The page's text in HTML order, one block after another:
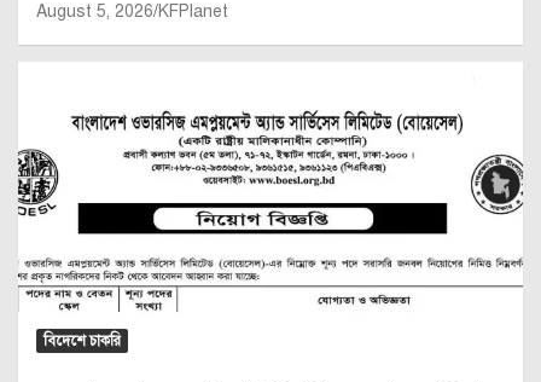
August 5, 2026 KFPlanet
বিদেশে চাকরি